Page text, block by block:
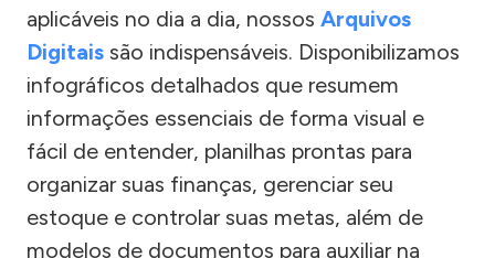
aplicáveis no dia a dia, nossos Arquivos
Digitais são indispensáveis. Disponibilizamos
infográficos detalhados que resumem
informações essenciais de forma visual e
fácil de entender, planilhas prontas para
organizar suas finanças, gerenciar seu
estoque e controlar suas metas, além de
modelos de documentos para auxiliar na